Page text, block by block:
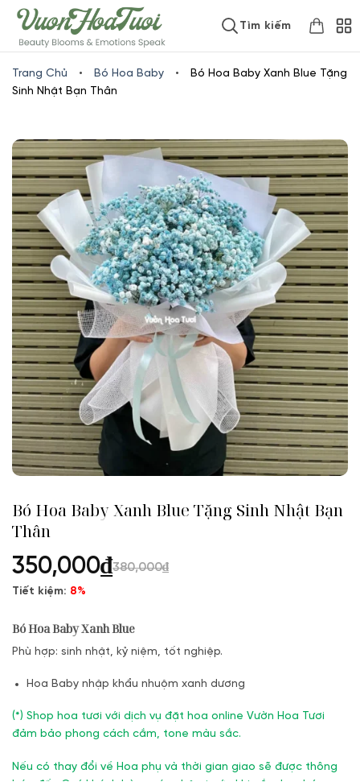
www.vuonhoatuoi.vnSkip
to
content
Tìm kiếm
Trang Chủ • Bó Hoa Baby •
Bó Hoa Baby Xanh Blue Tặng
Sinh Nhật Bạn Thân
Bó Hoa Baby Xanh Blue Tặng Sinh Nhật Bạn
Thân
350,000₫380,000₫
Tiết kiệm: 8%
Bó Hoa Baby Xanh Blue
Phù hợp: sinh nhật, kỷ niệm, tốt nghiệp.
Hoa Baby nhập khẩu nhuộm xanh dương
(*) Shop hoa tươi với dịch vụ đặt hoa online Vườn Hoa Tươi
đảm bảo phong cách cắm, tone màu sắc.
Nếu có thay đổi về Hoa phụ và thời gian giao sẽ được thông